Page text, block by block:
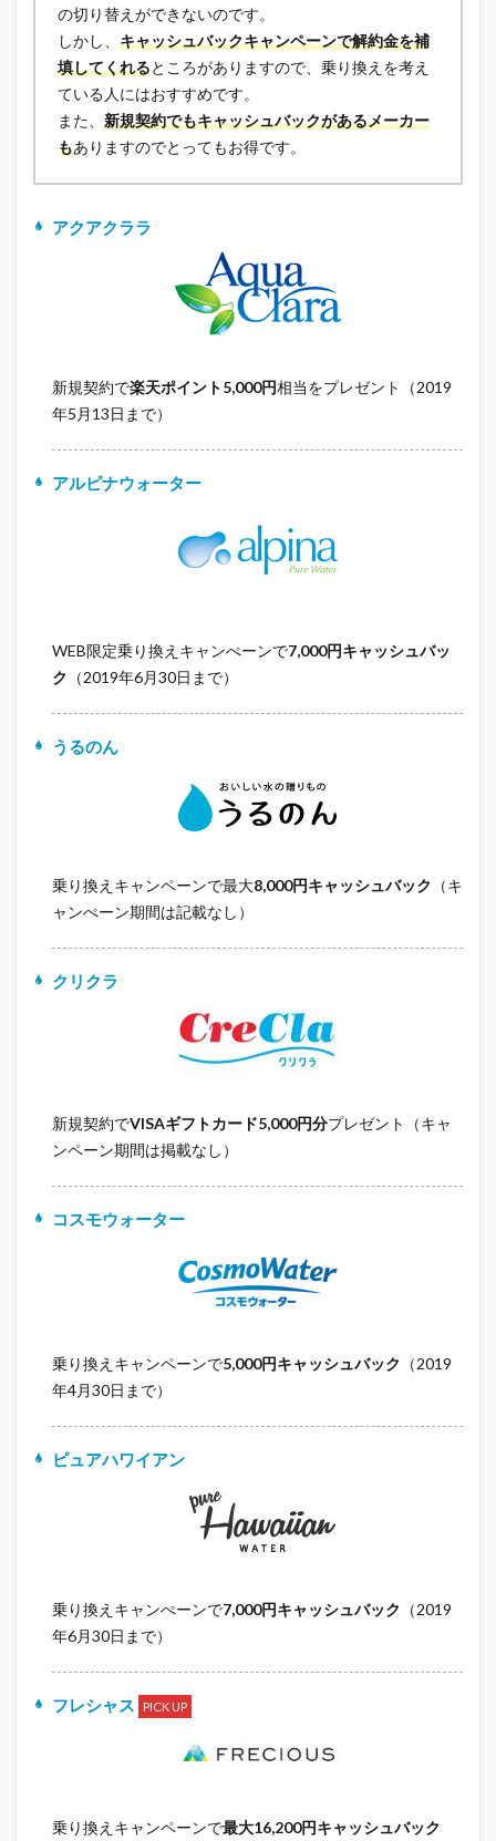
の切り替えができないのです。
しかし、 キャッシュバックキャンペーンで解約金を補
填してくれるところがありますので、乗り換えを考え
ている人にはおすすめです。
また、 新規契約でもキャッシュバックがあるメーカー
もありますのでとってもお得です。
アクアクララ
新規契約で楽天ポイント5,000円相当をプレゼント（2019
年5月13日まで）
アルピナウォーター
WEB限定乗り換えキャンぺーンで7,000円キャッシュバッ
ク
（2019年6月30日まで）
うるのん
乗り換えキャンペーンで最大8,000円キャッシュバック
（キ
ャンぺーン期間は記載なし）
クリクラ
新規契約でVISAギフトカード5,000円分プレゼント（キャ
ンペーン期間は掲載なし）
コスモウォーター
乗り換えキャンペーンで5,000円キャッシュバック
（2019
年4月30日まで）
ピュアハワイアン
乗り換えキャンぺーンで7,000円キャッシュバック
（2019
年6月30日まで）
フレシャス PICK UP
乗り換えキャンペーンで最大16,200円キャッシュバック